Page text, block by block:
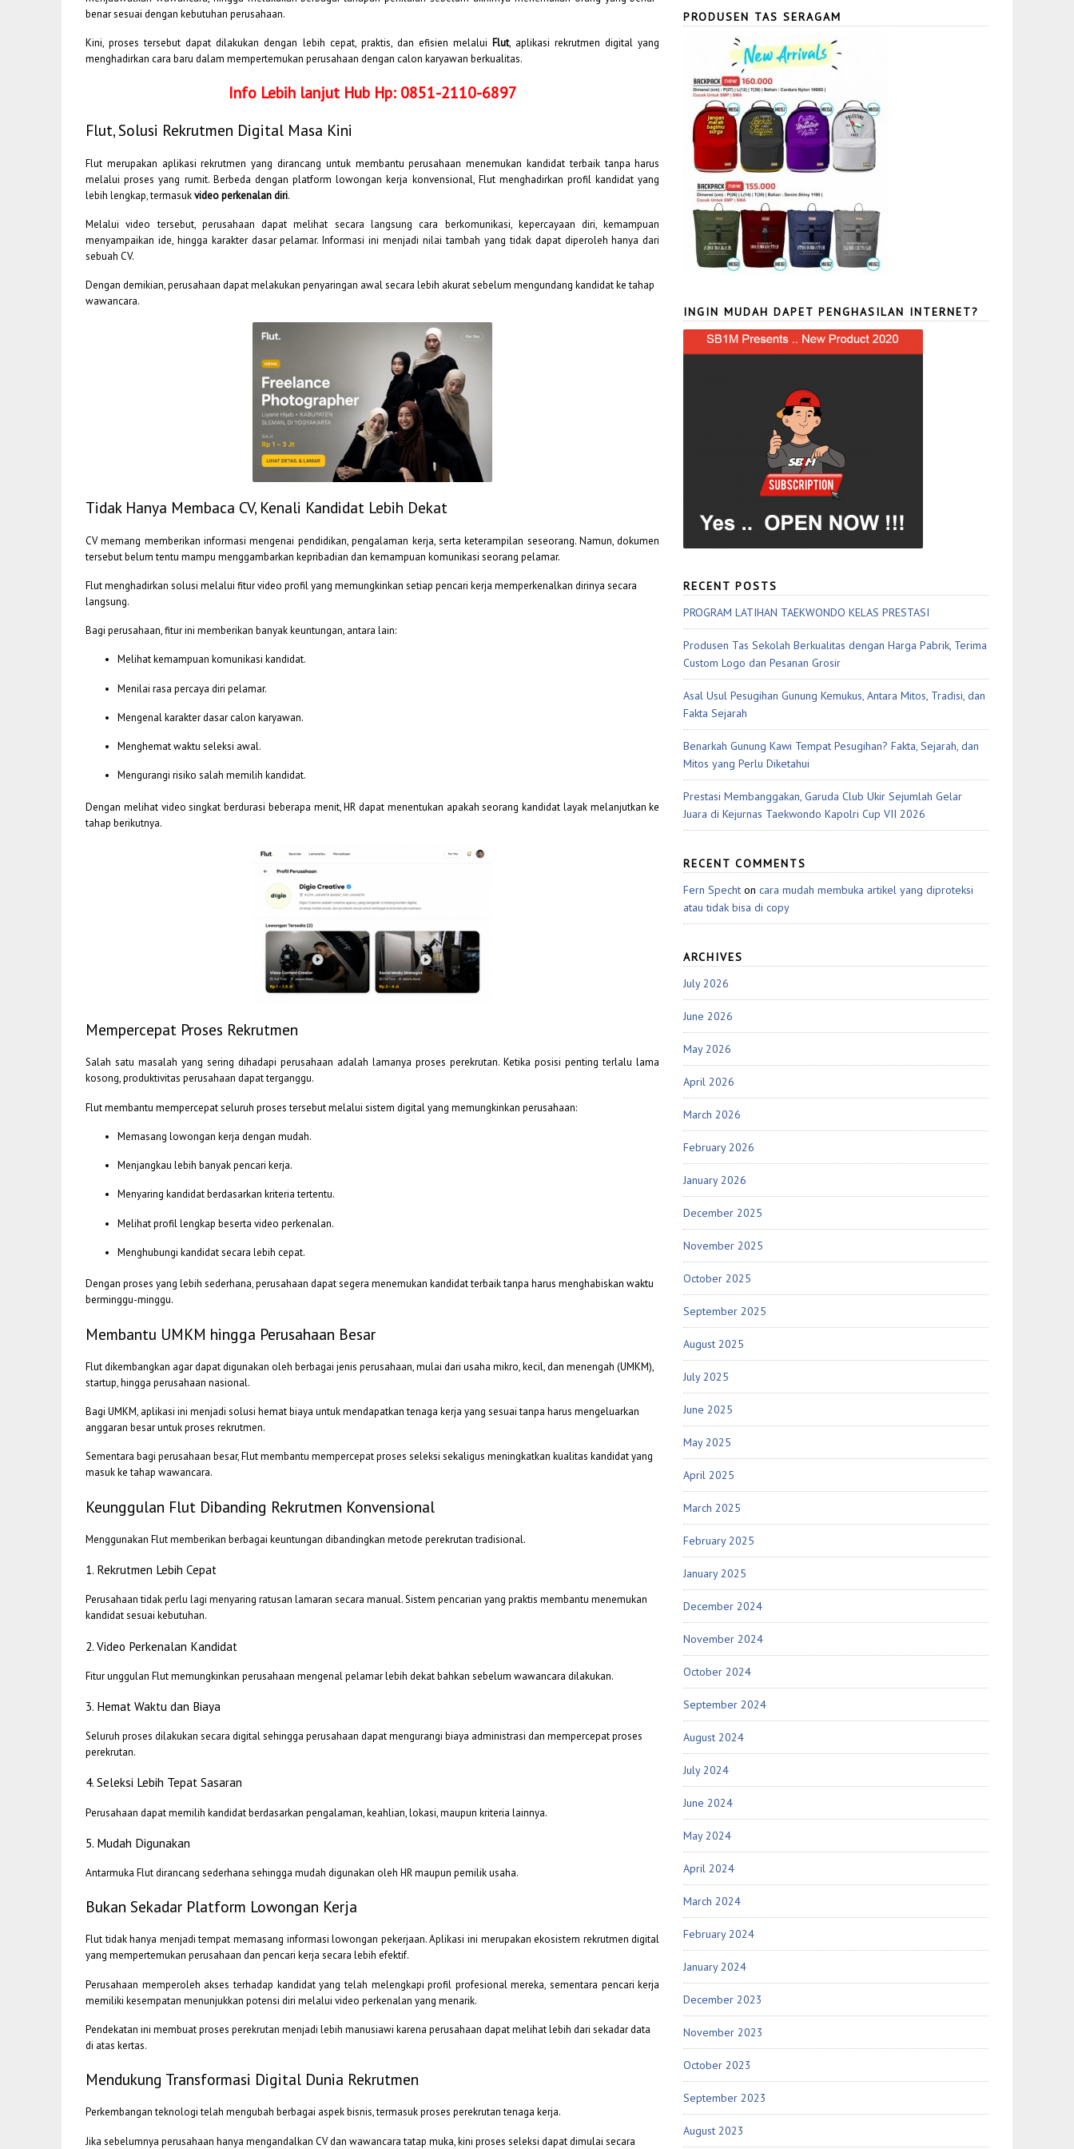
benar sesuai dengan kebutuhan perusahaan.
Kini, proses tersebut dapat dilakukan dengan lebih cepat, praktis, dan efisien melalui Flut, aplikasi rekrutmen digital yang
menghadirkan cara baru dalam mempertemukan perusahaan dengan calon karyawan berkualitas.
Info Lebih lanjut Hub Hp: 0851-2110-6897
Flut, Solusi Rekrutmen Digital Masa Kini
Flut merupakan aplikasi rekrutmen yang dirancang untuk membantu perusahaan menemukan kandidat terbaik tanpa harus
melalui proses yang rumit. Berbeda dengan platform lowongan kerja konvensional, Flut menghadirkan profil kandidat yang
lebih lengkap, termasukvideo perkenalan diri.
Melalui video tersebut, perusahaan dapat melihat secara langsung cara berkomunikasi, kepercayaan diri, kemampuan
menyampaikan ide, hingga karakter dasar pelamar. Informasi ini menjadi nilai tambah yang tidak dapat diperoleh hanya dari
sebuah CV.
Dengan demikian, perusahaan dapat melakukan penyaringan awal secara lebih akurat sebelum mengundang kandidat ke tahap
wawancara.
Tidak Hanya Membaca CV, Kenali Kandidat Lebih Dekat
CV memang memberikan informasi mengenai pendidikan, pengalaman kerja, serta keterampilan seseorang. Namun, dokumen
tersebut belum tentu mampu menggambarkan kepribadian dan kemampuan komunikasi seorang pelamar.
Flut menghadirkan solusi melalui fitur video profil yang memungkinkan setiap pencari kerja memperkenalkan dirinya secara
langsung.
Bagi perusahaan, fitur ini memberikan banyak keuntungan, antara lain:
Melihat kemampuan komunikasi kandidat.
Menilai rasa percaya diri pelamar.
Mengenal karakter dasar calon karyawan.
Menghemat waktu seleksi awal.
Mengurangi risiko salah memilih kandidat.
Dengan melihat video singkat berdurasi beberapa menit, HR dapat menentukan apakah seorang kandidat layak melanjutkan ke
tahap berikutnya.
Mempercepat Proses Rekrutmen
Salah satu masalah yang sering dihadapi perusahaan adalah lamanya proses perekrutan. Ketika posisi penting terlalu lama
kosong, produktivitas perusahaan dapat terganggu.
Flut membantu mempercepat seluruh proses tersebut melalui sistem digital yang memungkinkan perusahaan:
Memasang lowongan kerja dengan mudah.
Menjangkau lebih banyak pencari kerja.
Menyaring kandidat berdasarkan kriteria tertentu.
Melihat profil lengkap beserta video perkenalan.
Menghubungi kandidat secara lebih cepat.
Dengan proses yang lebih sederhana, perusahaan dapat segera menemukan kandidat terbaik tanpa harus menghabiskan waktu
berminggu-minggu.
Membantu UMKM hingga Perusahaan Besar
Flut dikembangkan agar dapat digunakan oleh berbagai jenis perusahaan, mulai dari usaha mikro, kecil, dan menengah (UMKM),
startup, hingga perusahaan nasional.
Bagi UMKM, aplikasi ini menjadi solusi hemat biaya untuk mendapatkan tenaga kerja yang sesuai tanpa harus mengeluarkan
anggaran besar untuk proses rekrutmen.
Sementara bagi perusahaan besar, Flut membantu mempercepat proses seleksi sekaligus meningkatkan kualitas kandidat yang
masuk ke tahap wawancara.
Keunggulan Flut Dibanding Rekrutmen Konvensional
Menggunakan Flut memberikan berbagai keuntungan dibandingkan metode perekrutan tradisional.
1. Rekrutmen Lebih Cepat
Perusahaan tidak perlu lagi menyaring ratusan lamaran secara manual. Sistem pencarian yang praktis membantu menemukan
kandidat sesuai kebutuhan.
2. Video Perkenalan Kandidat
Fitur unggulan Flut memungkinkan perusahaan mengenal pelamar lebih dekat bahkan sebelum wawancara dilakukan.
3. Hemat Waktu dan Biaya
Seluruh proses dilakukan secara digital sehingga perusahaan dapat mengurangi biaya administrasi dan mempercepat proses
perekrutan.
4. Seleksi Lebih Tepat Sasaran
Perusahaan dapat memilih kandidat berdasarkan pengalaman, keahlian, lokasi, maupun kriteria lainnya.
5. Mudah Digunakan
Antarmuka Flut dirancang sederhana sehingga mudah digunakan oleh HR maupun pemilik usaha.
Bukan Sekadar Platform Lowongan Kerja
Flut tidak hanya menjadi tempat memasang informasi lowongan pekerjaan. Aplikasi ini merupakan ekosistem rekrutmen digital
yang mempertemukan perusahaan dan pencari kerja secara lebih efektif.
Perusahaan memperoleh akses terhadap kandidat yang telah melengkapi profil profesional mereka, sementara pencari kerja
memiliki kesempatan menunjukkan potensi diri melalui video perkenalan yang menarik.
Pendekatan ini membuat proses perekrutan menjadi lebih manusiawi karena perusahaan dapat melihat lebih dari sekadar data
di atas kertas.
Mendukung Transformasi Digital Dunia Rekrutmen
Perkembangan teknologi telah mengubah berbagai aspek bisnis, termasuk proses perekrutan tenaga kerja.
Jika sebelumnya perusahaan hanya mengandalkan CV dan wawancara tatap muka, kini proses seleksi dapat dimulai secara
PRODUSEN TAS SERAGAM
INGIN MUDAH DAPET PENGHASILAN INTERNET?
RECENT POSTS
PROGRAM LATIHAN TAEKWONDO KELAS PRESTASI
Produsen Tas Sekolah Berkualitas dengan Harga Pabrik, Terima
Custom Logo dan Pesanan Grosir
Asal Usul Pesugihan Gunung Kemukus, Antara Mitos, Tradisi, dan
Fakta Sejarah
Benarkah Gunung Kawi Tempat Pesugihan? Fakta, Sejarah, dan
Mitos yang Perlu Diketahui
Prestasi Membanggakan, Garuda Club Ukir Sejumlah Gelar
Juara di Kejurnas Taekwondo Kapolri Cup VII 2026
RECENT COMMENTS
Fern Specht oncara mudah membuka artikel yang diproteksi
atau tidak bisa di copy
ARCHIVES
July 2026
June 2026
May 2026
April 2026
March 2026
February 2026
January 2026
December 2025
November 2025
October 2025
September 2025
August 2025
July 2025
June 2025
May 2025
April 2025
March 2025
February 2025
January 2025
December 2024
November 2024
October 2024
September 2024
August 2024
July 2024
June 2024
May 2024
April 2024
March 2024
February 2024
January 2024
December 2023
November 2023
October 2023
September 2023
August 2023